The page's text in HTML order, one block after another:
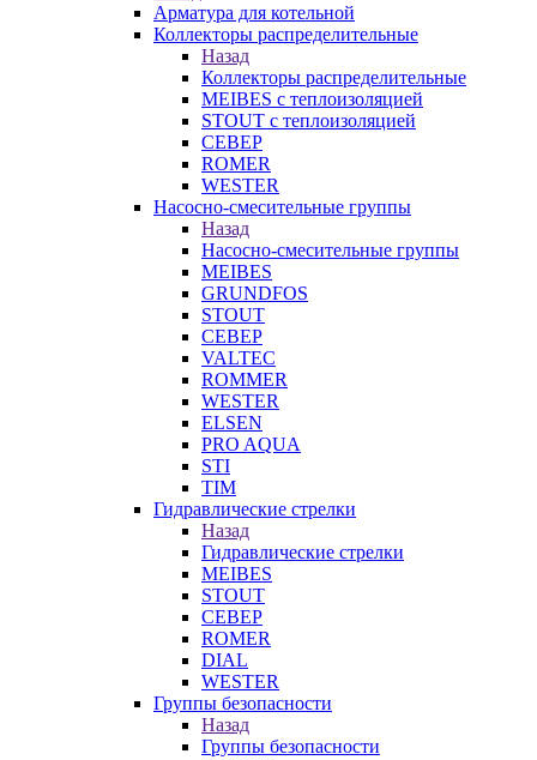
Арматура для котельной
Коллекторы распределительные
Назад
Коллекторы распределительные
MEIBES с теплоизоляцией
STOUT с теплоизоляцией
СЕВЕР
ROMER
WESTER
Насосно-смесительные группы
Назад
Насосно-смесительные группы
MEIBES
GRUNDFOS
STOUT
СЕВЕР
VALTEC
ROMMER
WESTER
ELSEN
PRO AQUA
STI
TIM
Гидравлические стрелки
Назад
Гидравлические стрелки
MEIBES
STOUT
СЕВЕР
ROMER
DIAL
WESTER
Группы безопасности
Назад
Группы безопасности